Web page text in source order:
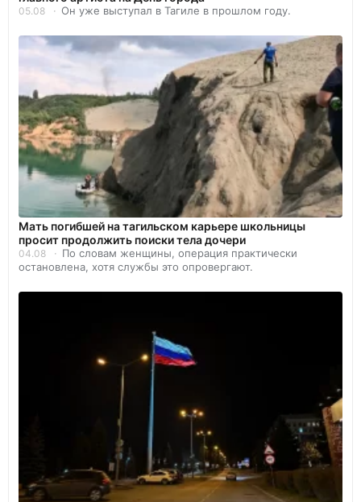
05.08 Он уже выступал в Тагиле в прошлом году.
Мать погибшей на тагильском карьере школьницы
просит продолжить поиски тела дочери
04.08
По словам женщины, операция практически
остановлена, хотя службы это опровергают.